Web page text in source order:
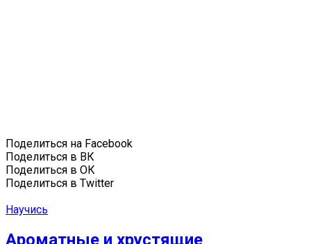
Поделиться на Facebook
Поделиться в ВК
Поделиться в ОК
Поделиться в Twitter
Научись
Ароматные и хрустящие